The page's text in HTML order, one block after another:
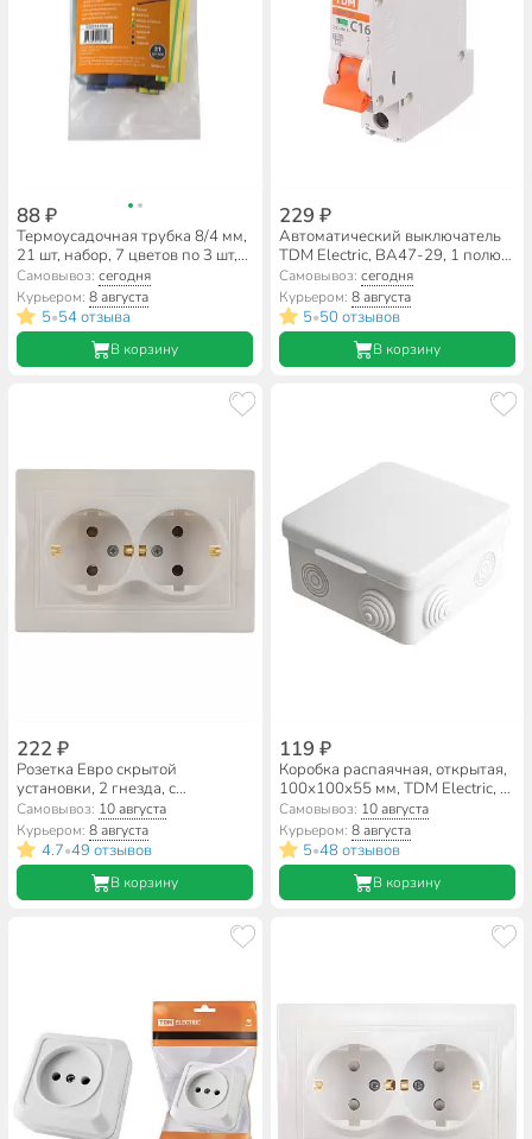
88 ₽
Термоусадочная трубка 8/4 мм,
21 шт, набор, 7 цветов по 3 шт,
100 мм, TDM Electric, SQ0518-
0504
Самовывоз:сегодня
Курьером:8 августа
5•54 отзыва
В корзину
229 ₽
Автоматический выключатель
TDM Electric, ВА47-29, 1 полюс,
16 А, 4.5 кА, С, 230/400 В,
SQ0206-0074
Самовывоз: сегодня
Курьером: 8 августа
5•50 отзывов
В корзину
222 ₽
Розетка Евро скрытой
установки, 2 гнезда, с
заземлением, 16 А, керамика,
слоновая кость, TDM Electric,
Таймыр, SQ1814-0114
Самовывоз: 10 августа
Курьером:8 августа
4.7•49 отзывов
В корзину
119 ₽
Коробка распаячная, открытая,
100х100х55 мм, TDM Electric, с
крышкой, 8 входов, IP54,
SQ1401-0513
Самовывоз: 10 августа
Курьером: 8 августа
5•48 отзывов
В корзину